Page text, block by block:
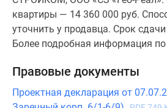
квартиры — 14 360 000 руб.
уточнить у продавца. Срок
Более подробная информация по
Правовые документы
Проектная декларация от